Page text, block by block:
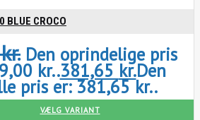
BLUE CROCO
kr. Den oprindelige pris
kr..381,65 kr.Den
pris er: 381,65 kr..
VÆLG VARIANT